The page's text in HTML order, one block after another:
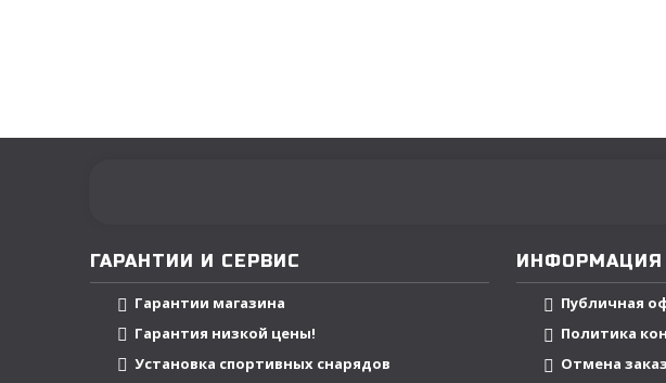
ГАРАНТИИ И СЕРВИС
Гарантии магазина
Гарантия низкой цены!
Установка спортивных снарядов
ИНФОРМАЦИЯ
Публичная
Политика
Отмена